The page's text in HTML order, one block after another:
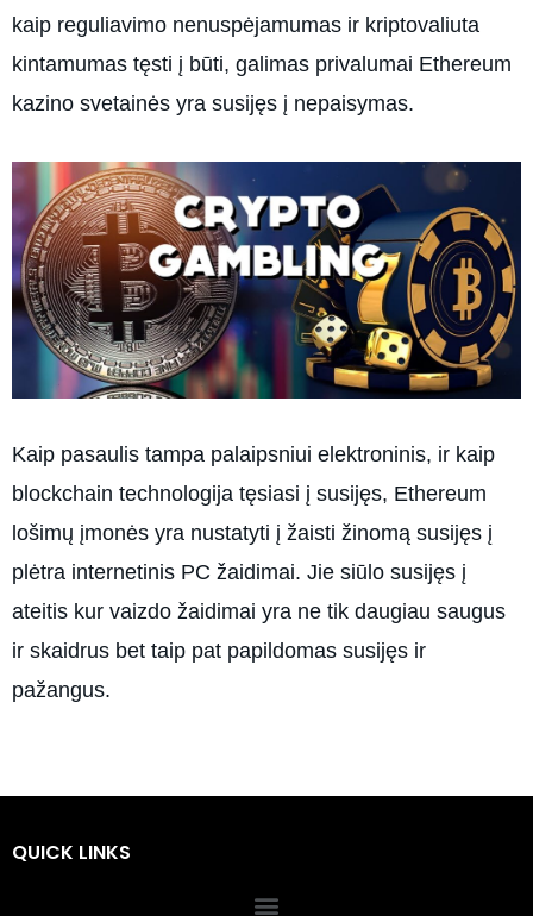
kaip reguliavimo nenuspėjamumas ir kriptovaliuta
kintamumas tęsti į būti, galimas privalumai Ethereum
kazino svetainės yra susijęs į nepaisymas.
Kaip pasaulis tampa palaipsniui elektroninis, ir kaip
blockchain technologija tęsiasi į susijęs, Ethereum
lošimų įmonės yra nustatyti į žaisti žinomą susijęs į
plėtra internetinis PC žaidimai. Jie siūlo susijęs į
ateitis kur vaizdo žaidimai yra ne tik daugiau saugus
ir skaidrus bet taip pat papildomas susijęs ir
pažangus.
QUICK LINKS